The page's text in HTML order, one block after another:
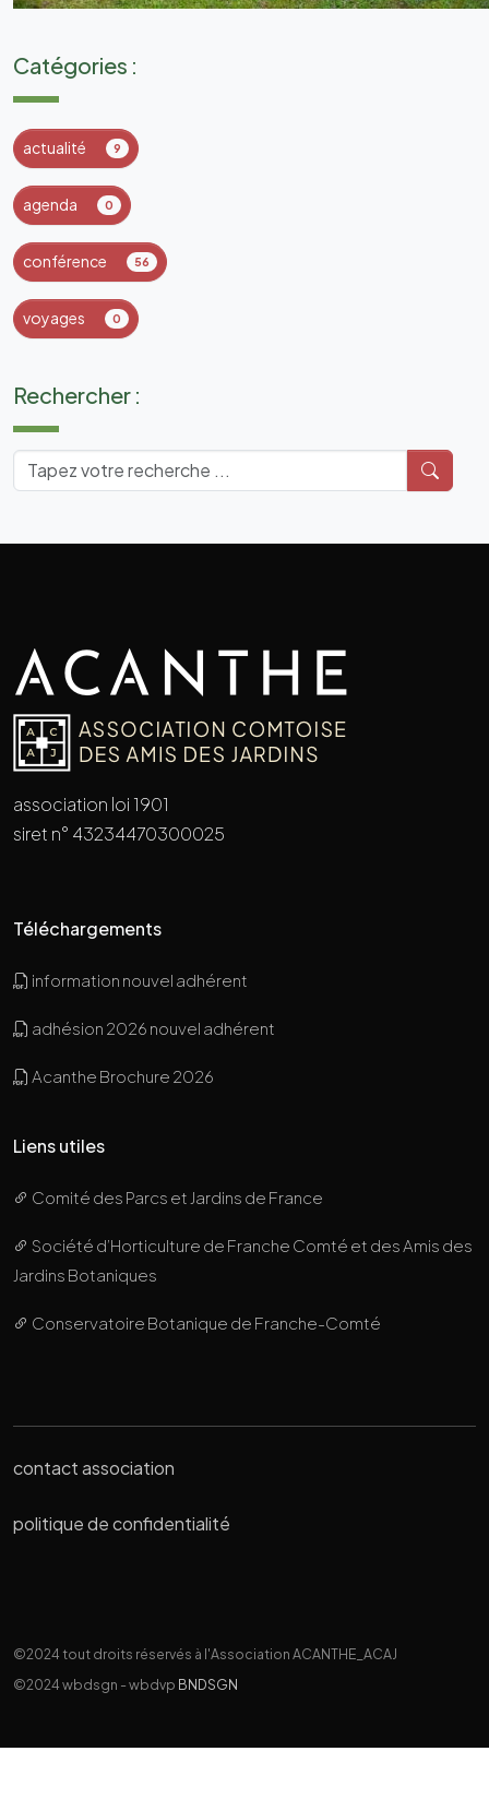
Rechercher :
Catégories :
actualité 9
agenda 0
conférence 56
voyages 0
association loi 1901
siret n° 43234470300025
Téléchargements
information nouvel adhérent
adhésion 2026 nouvel adhérent
Acanthe Brochure 2026
Liens utiles
Comité des Parcs et Jardins de France
Société d’Horticulture de Franche Comté et des Amis des
Jardins Botaniques
Conservatoire Botanique de Franche-Comté
contact association
politique de confidentialité
©2024 tout droits réservés à l'Association ACANTHE_ACAJ
©2024 wbdsgn - wbdvp BNDSGN